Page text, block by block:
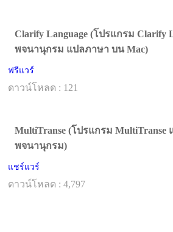
Clarify Language (โปรแกรม Clarify
พจนานุกรม แปลภาษา บน Mac)
ฟรีแวร์
ดาวน์โหลด : 121
MultiTranse (โปรแกรม MultiTranse
พจนานุกรม)
แชร์แวร์
ดาวน์โหลด : 4,797